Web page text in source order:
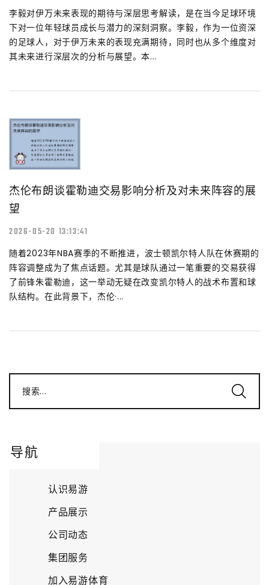
李毅对伊万未来表现的期待与深层思考解读，是在当今足球环境
下对一位年轻球员成长与潜力的深刻洞察。李毅，作为一位资深
的足球人，对于伊万未来的表现充满期待，同时也从多个维度对
其未来进行深层次的分析与展望。本...
杰伦布朗谈霍勒迪交易影响分析及对未来阵容的展
望
2026-05-20 13:13:41
随着2023年NBA赛季的不断推进，波士顿凯尔特人队在休赛期的
阵容调整成为了焦点话题。尤其是球队通过一笔重要的交易获得
了前锋朱霍勒迪，这一举动无疑在改变凯尔特人的战术布置和球
队结构。在此背景下，杰伦·...
搜索...
导航
认识易游
产品展示
公司动态
集团服务
加入易游体育